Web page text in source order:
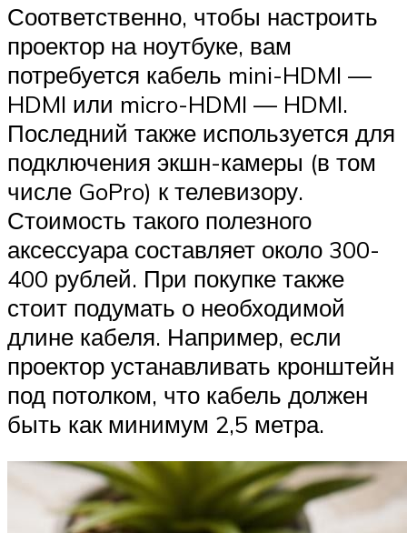
Соответственно, чтобы настроить
проектор на ноутбуке, вам
потребуется кабель mini-HDMI —
HDMI или micro-HDMI — HDMI.
Последний также используется для
подключения экшн-камеры (в том
числе GoPro) к телевизору.
Стоимость такого полезного
аксессуара составляет около 300-
400 рублей. При покупке также
стоит подумать о необходимой
длине кабеля. Например, если
проектор устанавливать кронштейн
под потолком, что кабель должен
быть как минимум 2,5 метра.